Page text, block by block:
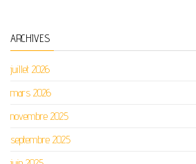
ARCHIVES
juillet 2026
mars 2026
novembre 2025
septembre 2025